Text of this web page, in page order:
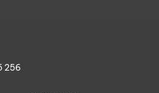
256